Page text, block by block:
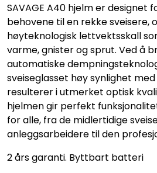
SAVAGE A40 hjelm er designet
behovene til en rekke sveisere,
høyteknologisk lettvektsskall
varme, gnister og sprut. Ved å
automatiske
sveiseglasset høy synlighet
resulterer i utmerket optisk
hjelmen gir perfekt
for alle, fra de midlertidige
anleggsarbeidere til den
2 års garanti. Byttbart batteri